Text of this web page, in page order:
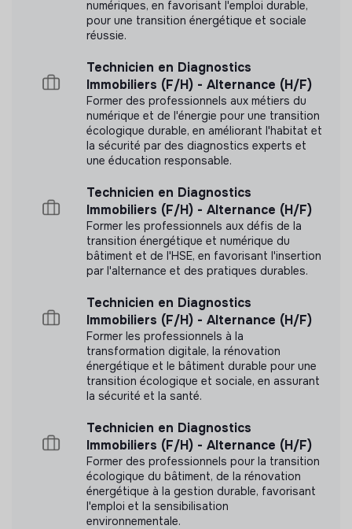
numériques, en favorisant l'emploi durable,
pour une transition énergétique et sociale
réussie.
Technicien en Diagnostics
Immobiliers (F/H) - Alternance (H/F)
Former des professionnels aux métiers du
numérique et de l'énergie pour une transition
écologique durable, en améliorant l'habitat et
la sécurité par des diagnostics experts et
une éducation responsable.
Technicien en Diagnostics
Immobiliers (F/H) - Alternance (H/F)
Former les professionnels aux défis de la
transition énergétique et numérique du
bâtiment et de l'HSE, en favorisant l'insertion
par l'alternance et des pratiques durables.
Technicien en Diagnostics
Immobiliers (F/H) - Alternance (H/F)
Former les professionnels à la
transformation digitale, la rénovation
énergétique et le bâtiment durable pour une
transition écologique et sociale, en assurant
la sécurité et la santé.
Technicien en Diagnostics
Immobiliers (F/H) - Alternance (H/F)
Former des professionnels pour la transition
écologique du bâtiment, de la rénovation
énergétique à la gestion durable, favorisant
l'emploi et la sensibilisation
environnementale.